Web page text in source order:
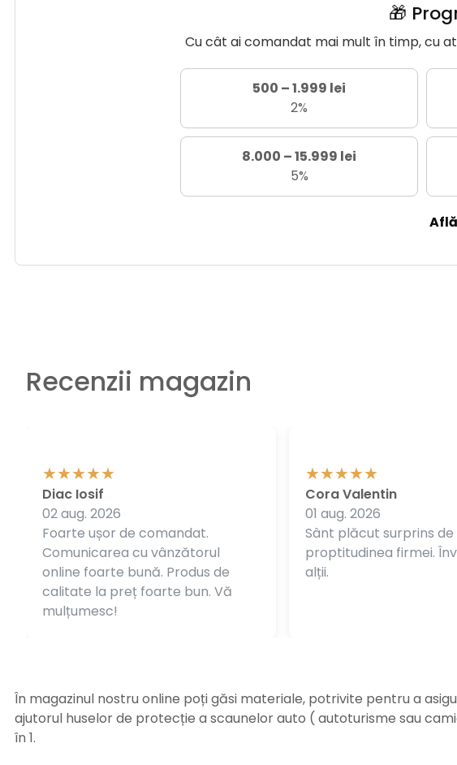
🎁
Cu cât ai comandat mai mult în timp, cu
500 – 1.999 lei
2%
8.000 – 15.999 lei
5%
Recenzii magazin
Foarte ușor de comandat.
Comunicarea cu vânzătorul
online foarte bună. Produs de
calitate la preț foarte bun. Vă
mulțumesc!
Diac Iosif
02 aug. 2026
Sânt plăcut surprins de
proptitudinea firmei.
alții.
Cora Valentin
01 aug. 2026
În magazinul nostru online poți găsi materiale, potrivite pentru a
ajutorul huselor de protecție a scaunelor auto ( autoturisme sau
în 1.